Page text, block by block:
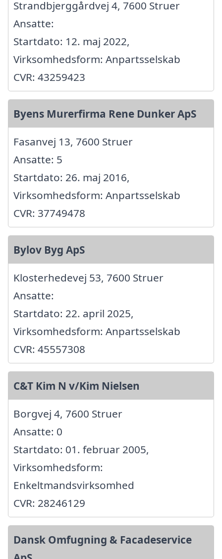
Strandbjerggårdvej 4, 7600 Struer
Ansatte:
Startdato: 12. maj 2022,
Virksomhedsform: Anpartsselskab
CVR: 43259423
Byens Murerfirma Rene Dunker ApS
Fasanvej 13, 7600 Struer
Ansatte: 5
Startdato: 26. maj 2016,
Virksomhedsform: Anpartsselskab
CVR: 37749478
Bylov Byg ApS
Klosterhedevej 53, 7600 Struer
Ansatte:
Startdato: 22. april 2025,
Virksomhedsform: Anpartsselskab
CVR: 45557308
C&T Kim N v/Kim Nielsen
Borgvej 4, 7600 Struer
Ansatte: 0
Startdato: 01. februar 2005,
Virksomhedsform:
Enkeltmandsvirksomhed
CVR: 28246129
Dansk Omfugning & Facadeservice